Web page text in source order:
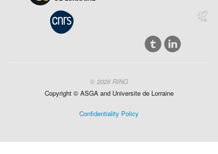
© 2026 RING
Copyright © ASGA and Universitede Lorraine
Confidentiality Policy